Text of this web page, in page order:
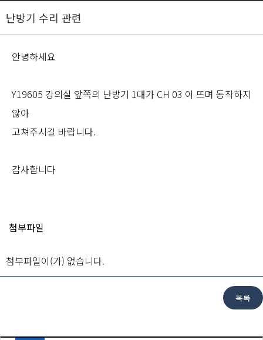
난방기 수리 관련
안녕하세요
Y19605 강의실 앞쪽의 난방기 1대가 CH 03 이 뜨며 동작하지
않아
고쳐주시길 바랍니다.
감사합니다
첨부파일
첨부파일이(가) 없습니다.